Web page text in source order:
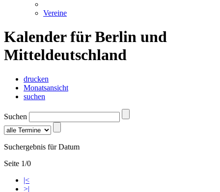
Vereine
Kalender für Berlin und
Mitteldeutschland
drucken
Monatsansicht
suchen
Suchen
Suchergebnis für Datum
Seite 1/0
|<
>|